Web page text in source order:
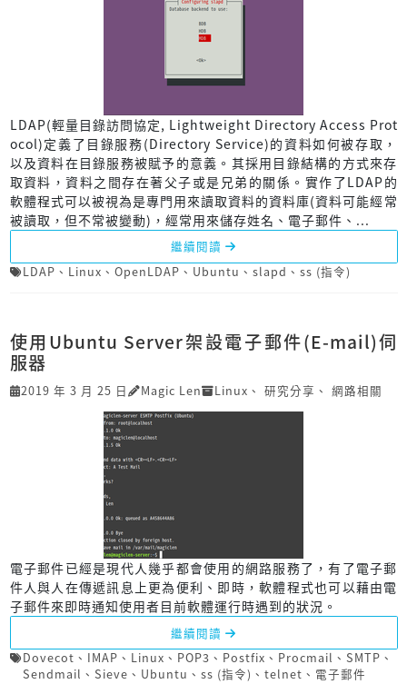
LDAP(輕量目錄訪問協定, Lightweight Directory Access Prot
ocol)定義了目錄服務(Directory Service)的資料如何被存取，
以及資料在目錄服務被賦予的意義。其採用目錄結構的方式來存
取資料，資料之間存在著父子或是兄弟的關係。實作了LDAP的
軟體程式可以被視為是專門用來讀取資料的資料庫(資料可能經常
被讀取，但不常被變動)，經常用來儲存姓名、電子郵件、...
繼續閱讀
LDAP 、 Linux 、 OpenLDAP 、 Ubuntu 、 slapd 、 ss (指令)
使用Ubuntu Server架設電子郵件(E-mail)伺
服器
2019 年 3 月 25 日 Magic Len Linux 、 研究分享 、 網路相關
電子郵件已經是現代人幾乎都會使用的網路服務了，有了電子郵
件人與人在傳遞訊息上更為便利、即時，軟體程式也可以藉由電
子郵件來即時通知使用者目前軟體運行時遇到的狀況。
繼續閱讀
Dovecot 、 IMAP 、 Linux 、 POP3 、 Postfix 、 Procmail 、 SMTP 、
Sendmail 、 Sieve 、 Ubuntu 、 ss (指令) 、 telnet 、 電子郵件